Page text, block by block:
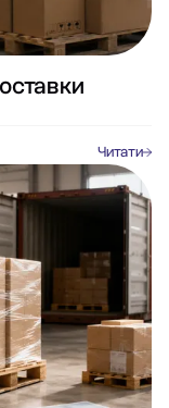
Читати